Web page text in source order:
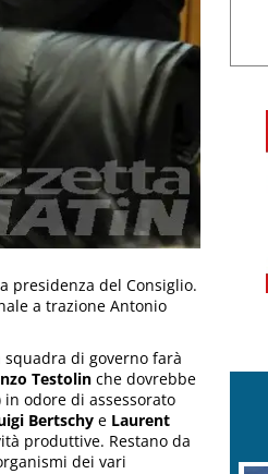
presidenza del Consiglio.
a trazione Antonio
squadra di governo farà
Testolin che dovrebbe
odore di assessorato
Bertschy e Laurent
produttive. Restano da
dei vari